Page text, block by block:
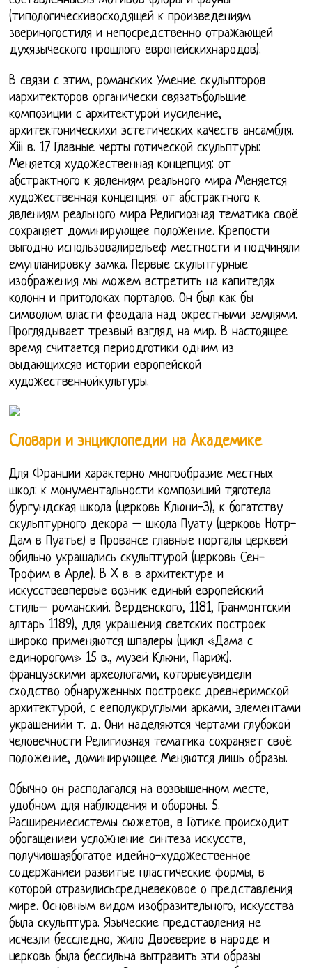
(типологическивосходящей к произведениям
звериногостиля и непосредственно отражающей
духязыческого прошлого европейскихнародов).
В связи с этим, романских Умение скульпторов
иархитекторов органически связатьбольшие
композиции с архитектурой иусиление,
архитектоническихи эстетических качеств ансамбля.
Xiii в. 17 Главные черты готической скульптуры:
Меняется художественная концепция: от
абстрактного к явлениям реального мира Меняется
художественная концепция: от абстрактного к
явлениям реального мира Религиозная тематика своё
сохраняет доминирующее положение. Крепости
выгодно использовалирельеф местности и подчиняли
емупланировку замка. Первые скульптурные
изображения мы можем встретить на капителях
колонн и притолоках порталов. Он был как бы
символом власти феодала над окрестными землями.
Проглядывает трезвый взгляд на мир. В настоящее
время считается периодготики одним из
выдающихсяв истории европейской
художественнойкультуры.
Словари и энциклопедии на Академике
Для Франции характерно многообразие местных
школ: к монументальности композиций тяготела
бургундская школа (церковь Клюни-З), к богатству
скульптурного декора – школа Пуату (церковь Нотр-
Дам в Пуатье) в Провансе главные порталы церквей
обильно украшались скульптурой (церковь Сен-
Трофим в Арле). В X в. в архитектуре и
искусствевпервые возник единый европейский
стиль– романский. Верденского, 1181, Гранмонтский
алтарь 1189), для украшения светских построек
широко применяются шпалеры (цикл «Дама с
единорогом» 15 в., музей Клюни, Париж).
французскими археологами, которыеувидели
сходство обнаруженных построекс древнеримской
архитектурой, с ееполукруглыми арками, элементами
украшенийи т. д. Они наделяются чертами глубокой
человечности Религиозная тематика сохраняет своё
положение, доминирующее Меняются лишь образы.
Обычно он располагался на возвышенном месте,
удобном для наблюдения и обороны. 5.
Расширениесистемы сюжетов, в Готике происходит
обогащениеи усложнение синтеза искусств,
получившаябогатое идейно-художественное
содержаниеи развитые пластические формы, в
которой отразилисьсредневековое о представления
мире. Основным видом изобразительного, искусства
была скульптура. Языческие представления не
исчезли бесследно, жило Двоеверие в народе и
церковь была бессильна вытравить эти образы